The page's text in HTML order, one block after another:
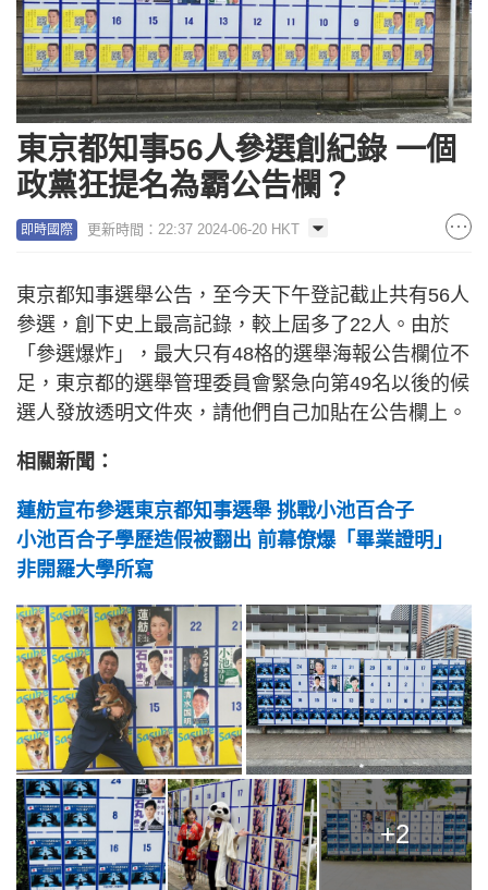
東京都知事56人參選創紀錄 一個
政黨狂提名為霸公告欄？
即時國際 更新時間：22:37 2024-06-20 HKT
東京都知事選舉公告，至今天下午登記截止共有56人
參選，創下史上最高記錄，較上屆多了22人。由於
「參選爆炸」，最大只有48格的選舉海報公告欄位不
足，東京都的選舉管理委員會緊急向第49名以後的候
選人發放透明文件夾，請他們自己加貼在公告欄上。
相關新聞：
蓮舫宣布參選東京都知事選舉 挑戰小池百合子
小池百合子學歷造假被翻出 前幕僚爆「畢業證明」
非開羅大學所寫
+2